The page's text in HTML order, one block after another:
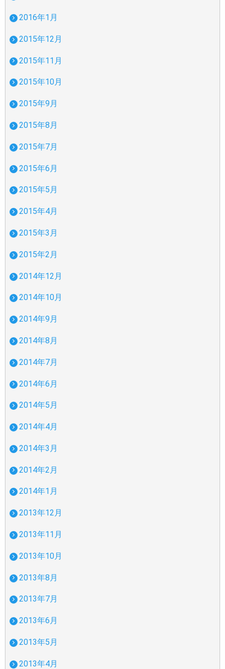
2016年1月
2015年12月
2015年11月
2015年10月
2015年9月
2015年8月
2015年7月
2015年6月
2015年5月
2015年4月
2015年3月
2015年2月
2014年12月
2014年10月
2014年9月
2014年8月
2014年7月
2014年6月
2014年5月
2014年4月
2014年3月
2014年2月
2014年1月
2013年12月
2013年11月
2013年10月
2013年8月
2013年7月
2013年6月
2013年5月
2013年4月